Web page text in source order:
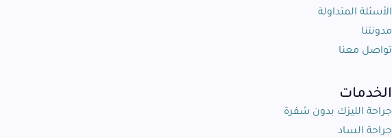
الأسئلة المتداولة
مدونتنا
تواصل معنا
الخدمات
جراحة الليزك بدون شفرة
جراحة الساد